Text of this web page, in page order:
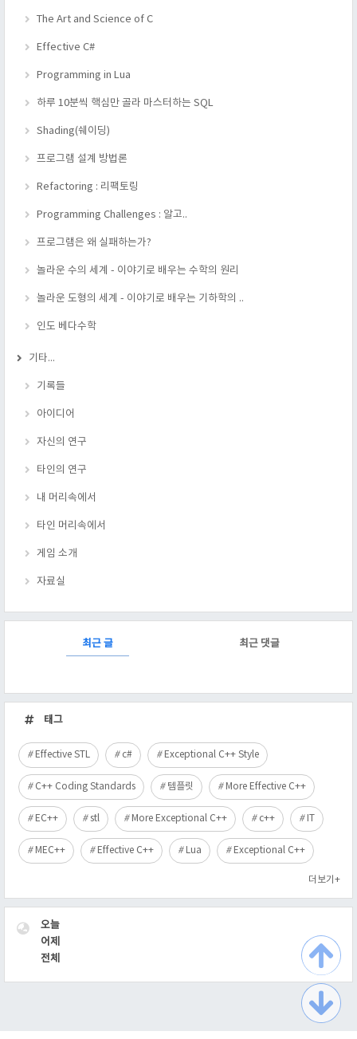
The Art and Science of C
Effective C#
Programming in Lua
하루 10분씩 핵심만 골라 마스터하는 SQL
Shading(쉐이딩)
프로그램 설계 방법론
Refactoring : 리팩토링
Programming Challenges : 알고..
프로그램은 왜 실패하는가?
놀라운 수의 세계 - 이야기로 배우는 수학의 원리
놀라운 도형의 세계 - 이야기로 배우는 기하학의 ..
인도 베다수학
기타...
기록들
아이디어
자신의 연구
타인의 연구
내 머리속에서
타인 머리속에서
게임 소개
자료실
최근 글 최근 댓글
근
글
태그
Effective STL c# Exceptional C++ Style
C++ Coding Standards 템플릿 More Effective C++
EC++ stl More Exceptional C++ c++ IT
MEC++ Effective C++ Lua Exceptional C++
더보기+
VISITOR
오늘
어제
전체